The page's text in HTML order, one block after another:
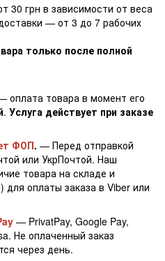
30 грн в зависимости от веса
— от 3 до 7 рабочих
только после полной
оплата товара в момент его
. Услуга действует при заказе
ФОП. — Перед отправкой
или УкрПочтой. Наш
товара на складе и
оплаты заказа в Viber или
— PrivatPay, Google Pay,
Не оплаченный заказ
через день.